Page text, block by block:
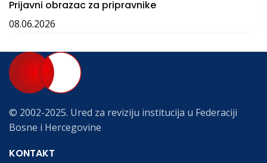
Prijavni obrazac za pripravnike
08.06.2026
© 2002-2025. Ured za reviziju institucija u Federaciji
Bosne i Hercegovine
KONTAKT